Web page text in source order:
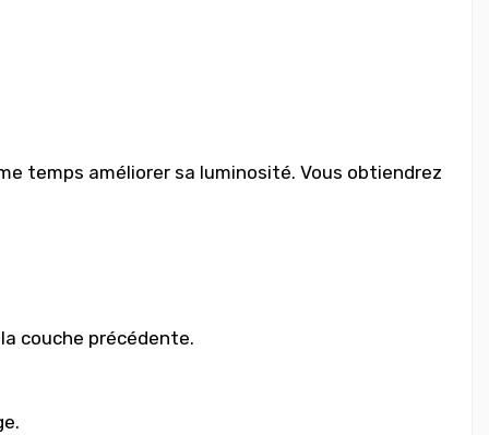
temps améliorer sa luminosité. Vous obtiendrez
couche précédente.